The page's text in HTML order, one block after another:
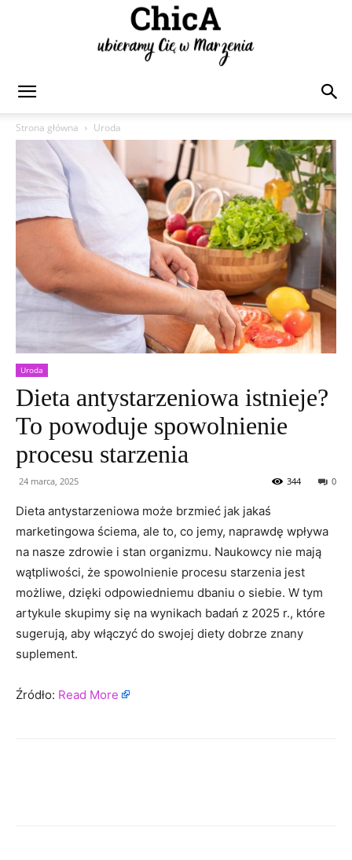
Strona główna
Uroda
Uroda
Dieta antystarzeniowa istnieje?
To powoduje spowolnienie
procesu starzenia
24 marca, 2025 0
344
Dieta antystarzeniowa może brzmieć jak jakaś
marketingowa ściema, ale to, co jemy, naprawdę wpływa
na nasze zdrowie i stan organizmu. Naukowcy nie mają
wątpliwości, że spowolnienie procesu starzenia jest
możliwe, dzięki odpowiedniemu dbaniu o siebie. W tym
artykule skupimy się na wynikach badań z 2025 r., które
sugerują, aby włączyć do swojej diety dobrze znany
suplement.
Źródło: Read More